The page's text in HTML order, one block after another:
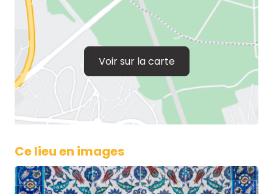
Voir sur la carte
Ce lieu en images